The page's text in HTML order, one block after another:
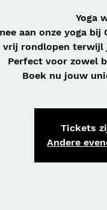
Yoga
aan onze yoga
vrij rondlopen terwijl
Perfect voor zowel
Boek nu jouw
Tickets
Andere